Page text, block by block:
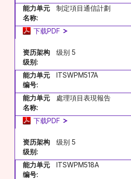
能力单元
名称:
制定項目通信計劃
下载PDF
资历架构
级别:
级别 5
能力单元
编号:
ITSWPM517A
能力单元
名称:
處理項目表現報告
下载PDF
资历架构
级别:
级别 5
能力单元
编号:
ITSWPM518A